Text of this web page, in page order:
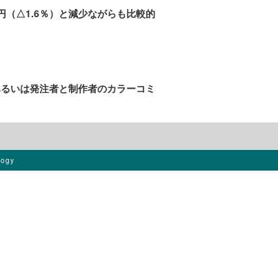
（△1.6％）と減少ながらも比較的
いは発注者と制作者のカラーコミ